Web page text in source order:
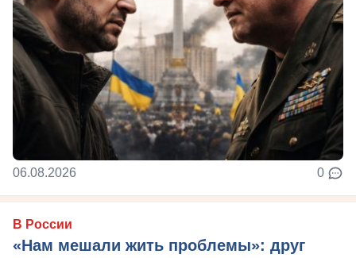
06.08.2026 0
В России
«Нам мешали жить проблемы»: друг